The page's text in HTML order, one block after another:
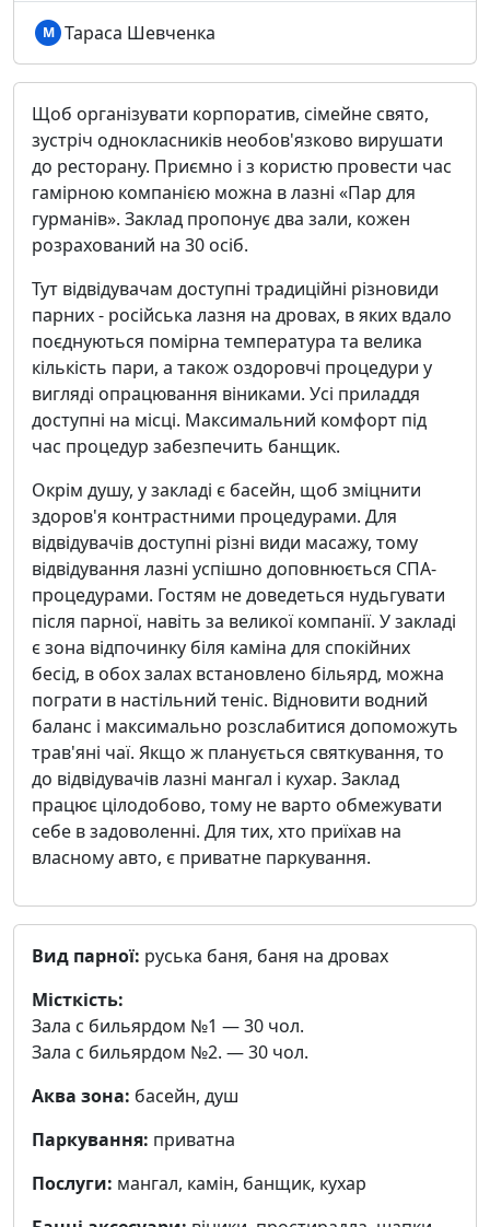
М Тараса Шевченка
Щоб організувати корпоратив, сімейне свято,
зустріч однокласників необов'язково вирушати
до ресторану. Приємно і з користю провести час
гамірною компанією можна в лазні «Пар для
гурманів». Заклад пропонує два зали, кожен
розрахований на 30 осіб.
Тут відвідувачам доступні традиційні різновиди
парних - російська лазня на дровах, в яких вдало
поєднуються помірна температура та велика
кількість пари, а також оздоровчі процедури у
вигляді опрацювання віниками. Усі приладдя
доступні на місці. Максимальний комфорт під
час процедур забезпечить банщик.
Окрім душу, у закладі є басейн, щоб зміцнити
здоров'я контрастними процедурами. Для
відвідувачів доступні різні види масажу, тому
відвідування лазні успішно доповнюється СПА-
процедурами. Гостям не доведеться нудьгувати
після парної, навіть за великої компанії. У закладі
є зона відпочинку біля каміна для спокійних
бесід, в обох залах встановлено більярд, можна
пограти в настільний теніс. Відновити водний
баланс і максимально розслабитися допоможуть
трав'яні чаї. Якщо ж планується святкування, то
до відвідувачів лазні мангал і кухар. Заклад
працює цілодобово, тому не варто обмежувати
себе в задоволенні. Для тих, хто приїхав на
власному авто, є приватне паркування.
Вид парної: руська баня, баня на дровах
Місткість:
Зала с бильярдом №1 — 30 чол.
Зала с бильярдом №2. — 30 чол.
Аква зона: басейн, душ
Паркування: приватна
Послуги: мангал, камін, банщик, кухар